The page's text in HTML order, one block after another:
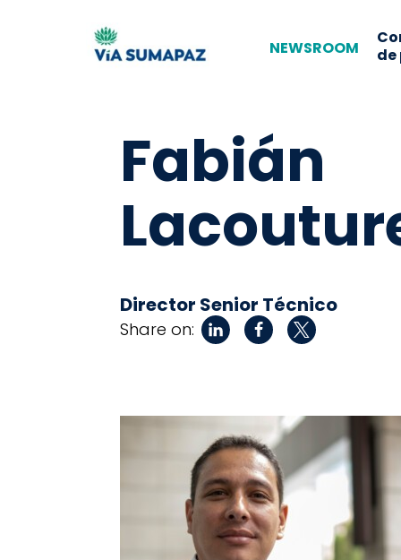
NEWSROOM
de
Fabián
Director Senior Técnico
Share on: